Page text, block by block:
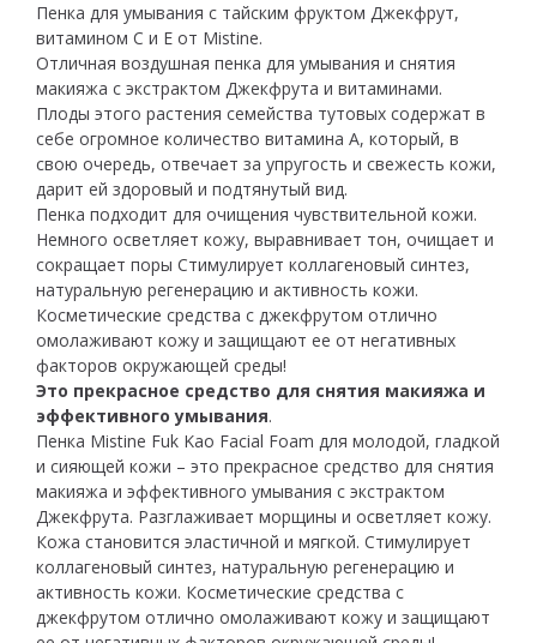
Пенка для умывания с тайским фруктом Джекфрут,
витамином С и Е от Mistine.
Отличная воздушная пенка для умывания и снятия
макияжа с экстрактом Джекфрута и витаминами.
Плоды этого растения семейства тутовых содержат в
себе огромное количество витамина А, который, в
свою очередь, отвечает за упругость и свежесть кожи,
дарит ей здоровый и подтянутый вид.
Пенка подходит для очищения чувствительной кожи.
Немного осветляет кожу, выравнивает тон, очищает и
сокращает поры Стимулирует коллагеновый синтез,
натуральную регенерацию и активность кожи.
Косметические средства с джекфрутом отлично
омолаживают кожу и защищают ее от негативных
факторов окружающей среды!
Это прекрасное средство для снятия макияжа и
эффективного умывания.
Пенка Mistine Fuk Kao Facial Foam для молодой, гладкой
и сияющей кожи – это прекрасное средство для снятия
макияжа и эффективного умывания с экстрактом
Джекфрута. Разглаживает морщины и осветляет кожу.
Кожа становится эластичной и мягкой. Стимулирует
коллагеновый синтез, натуральную регенерацию и
активность кожи. Косметические средства с
джекфрутом отлично омолаживают кожу и защищают